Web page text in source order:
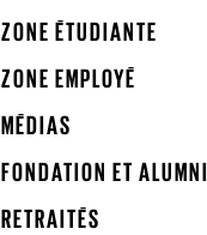
ZONE ÉTUDIANTE
ZONE EMPLOYÉ
MÉDIAS
FONDATION ET ALUMNI
RETRAITÉS